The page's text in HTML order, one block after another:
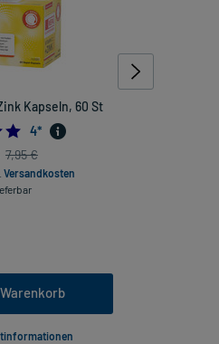
Kapseln, 60 St
5.0
4*
7,95 €
Versandkosten